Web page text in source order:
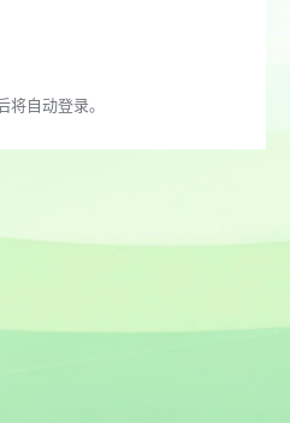
将自动登录。